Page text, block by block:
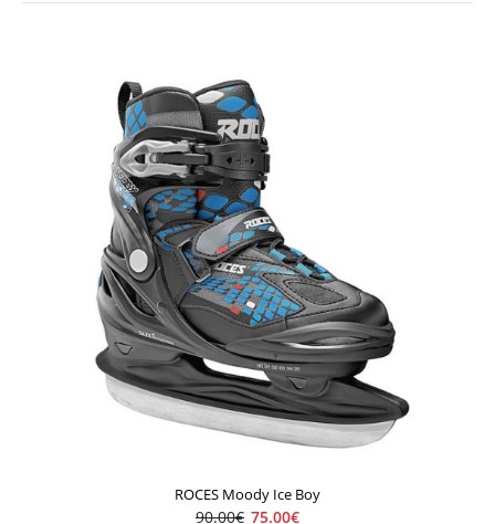
..
ROCES Moody Ice Boy
90.00€ 75.00€